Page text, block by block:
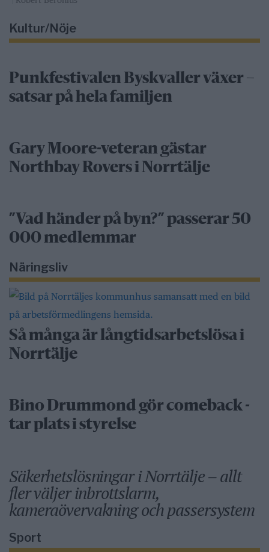
Kultur/Nöje
Punkfestivalen Byskvaller växer –
satsar på hela familjen
Gary Moore-veteran gästar
Northbay Rovers i Norrtälje
”Vad händer på byn?” passerar 50
000 medlemmar
Näringsliv
Så många är långtidsarbetslösa i
Norrtälje
Bino Drummond gör comeback -
tar plats i styrelse
Säkerhetslösningar i Norrtälje – allt
fler väljer inbrottslarm,
kameraövervakning och passersystem
Sport